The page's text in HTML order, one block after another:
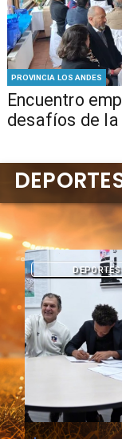
PROVINCIA LOS ANDES
Encuentro
desafíos de
DEPORTES